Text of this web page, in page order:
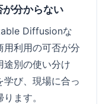
分からない
Diffusionな
用利用の可否が分
途別の使い分け
学び、現場に合っ
ます。